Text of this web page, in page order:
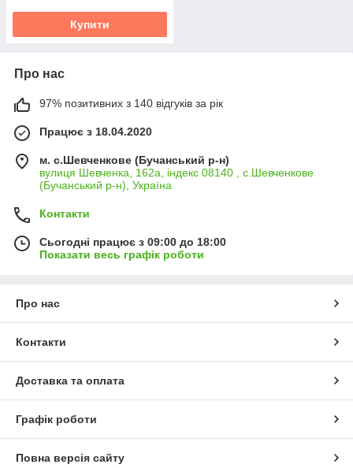
Купити
Про нас
97% позитивних з 140 відгуків за рік
Працює з 18.04.2020
м. с.Шевченкове (Бучанський р-н)
вулиця Шевченка, 162а, індекс 08140 , с.Шевченкове
(Бучанський р-н), Україна
Контакти
Сьогодні працює з 09:00 до 18:00
Показати весь графік роботи
Про нас
Контакти
Доставка та оплата
Графік роботи
Повна версія сайту